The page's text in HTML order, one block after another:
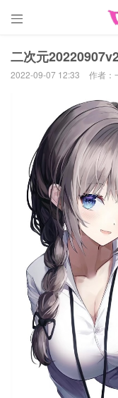

二次元
2022-09-07 12:33 作者：